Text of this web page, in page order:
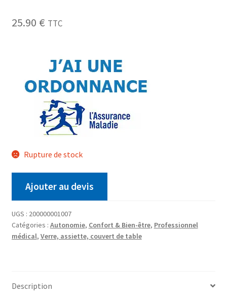
25.90 € TTC
Rupture de stock
Ajouter au devis
UGS : 200000001007
Catégories : Autonomie, Confort & Bien-être, Professionnel
médical, Verre, assiette, couvert de table
Description